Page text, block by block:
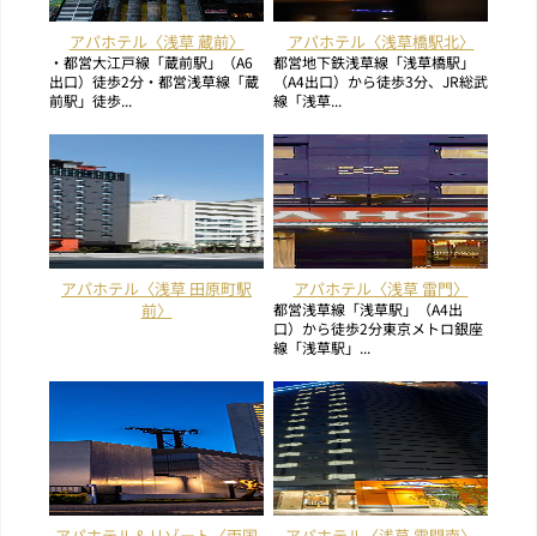
アパホテル〈浅草 蔵前〉
・都営大江戸線「蔵前駅」（A6
出口）徒歩2分・都営浅草線「蔵
前駅」徒歩...
アパホテル〈浅草橋駅北〉
都営地下鉄浅草線「浅草橋駅」
（A4出口）から徒歩3分、JR総武
線「浅草...
アパホテル〈浅草 田原町駅
前〉
アパホテル〈浅草 雷門〉
都営浅草線「浅草駅」（A4出
口）から徒歩2分東京メトロ銀座
線「浅草駅」...